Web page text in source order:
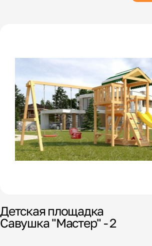
Детская площадка
Савушка "Мастер" - 2